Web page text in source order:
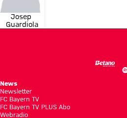
Josep
Guardiola
News
Newsletter
FC Bayern TV
FC Bayern TV PLUS Abo
Webradio